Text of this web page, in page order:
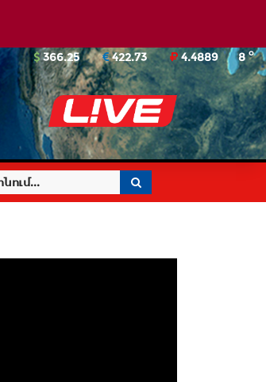
8o
366.25 422.73 4.4889